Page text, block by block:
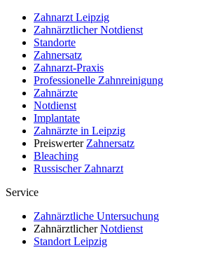
Zahnarzt Leipzig
Zahnärztlicher Notdienst
Standorte
Zahnersatz
Zahnarzt-Praxis
Professionelle Zahnreinigung
Zahnärzte
Notdienst
Implantate
Zahnärzte in Leipzig
Preiswerter Zahnersatz
Bleaching
Russischer Zahnarzt
Service
Zahnärztliche Untersuchung
ZahnärztlicherNotdienst
Standort Leipzig